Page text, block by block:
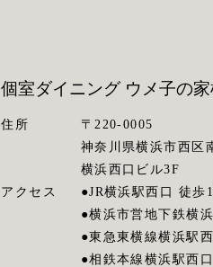
個室ダイニング ウメ子の家
住所
〒220-0005
神奈川県横浜市西区
横浜西口ビル3F
アクセス
●JR横浜駅西口 徒歩
●横浜市営地下鉄横
●東急東横線横浜駅
●相鉄本線横浜駅西